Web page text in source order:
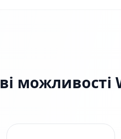
можливості